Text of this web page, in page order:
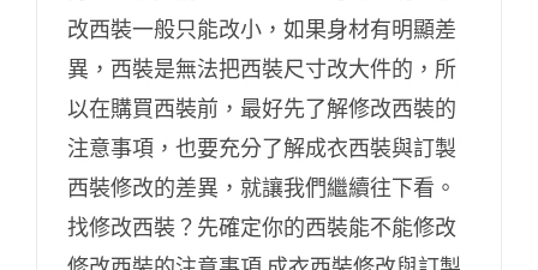
改西裝一般只能改小，如果身材有明顯差
異，西裝是無法把西裝尺寸改大件的，所
以在購買西裝前，最好先了解修改西裝的
注意事項，也要充分了解成衣西裝與訂製
西裝修改的差異，就讓我們繼續往下看。
找修改西裝？先確定你的西裝能不能修改